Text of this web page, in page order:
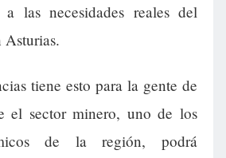
las necesidades reales del
Asturias.
tiene esto para la gente de
el sector minero, uno de los
de la región, podrá